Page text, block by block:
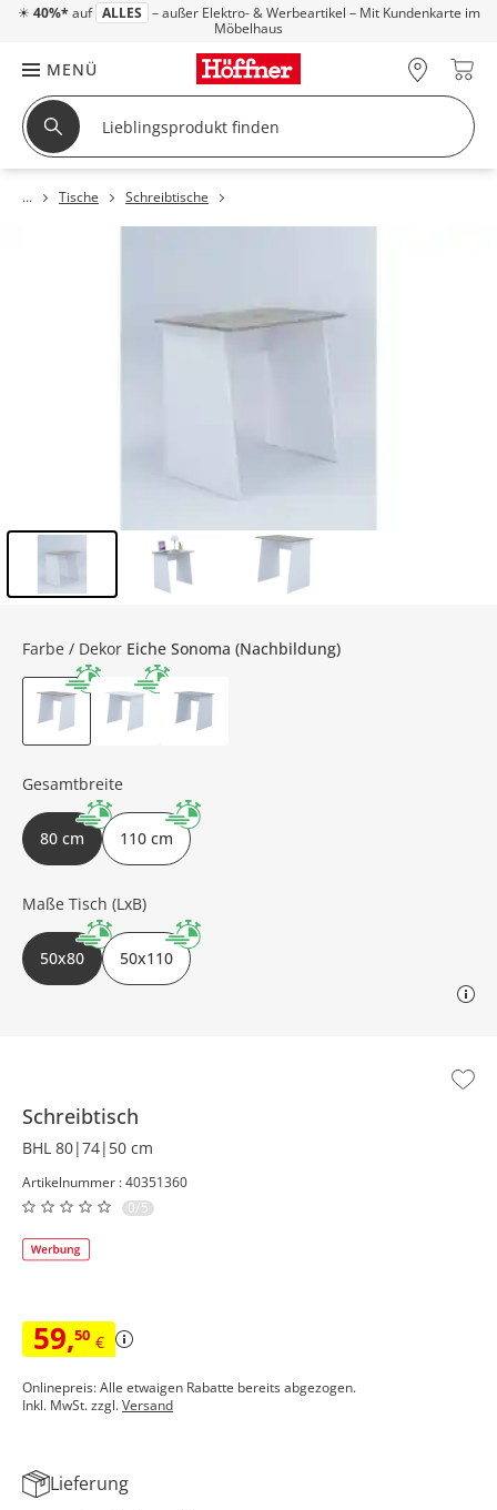
☀ 40%* auf ALLES – außer Elektro- & Werbeartikel – Mit Kundenkarte im
Möbelhaus
MENÜ
Tische Schreibtische
Schreibtisch
BHL 80|74|50 cm
Artikelnummer : 40351360
0/5
59,50 €
Onlinepreis: Alle etwaigen Rabatte bereits abgezogen.
Inkl. MwSt. zzgl.Versand
Farbe / Dekor Eiche Sonoma (Nachbildung)
Gesamtbreite
80 cm 110 cm
Maße Tisch (LxB)
50x80 50x110
Lieferung